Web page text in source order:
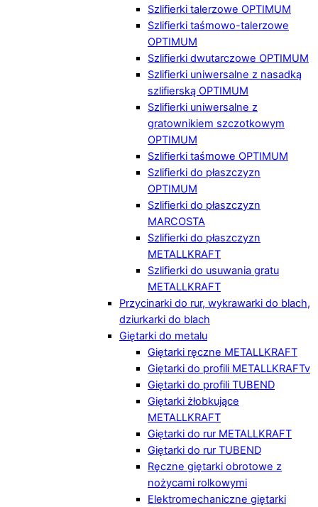
Szlifierki talerzowe OPTIMUM
Szlifierki taśmowo-talerzowe
OPTIMUM
Szlifierki dwutarczowe OPTIMUM
Szlifierki uniwersalne z nasadką
szlifierską OPTIMUM
Szlifierki uniwersalne z
gratownikiem szczotkowym
OPTIMUM
Szlifierki taśmowe OPTIMUM
Szlifierki do płaszczyzn
OPTIMUM
Szlifierki do płaszczyzn
MARCOSTA
Szlifierki do płaszczyzn
METALLKRAFT
Szlifierki do usuwania gratu
METALLKRAFT
Przycinarki do rur, wykrawarki do blach,
dziurkarki do blach
Giętarki do metalu
Giętarki ręczne METALLKRAFT
Giętarki do profili METALLKRAFTv
Giętarki do profili TUBEND
Giętarki żłobkujące
METALLKRAFT
Giętarki do rur METALLKRAFT
Giętarki do rur TUBEND
Ręczne giętarki obrotowe z
nożycami rolkowymi
Elektromechaniczne giętarki